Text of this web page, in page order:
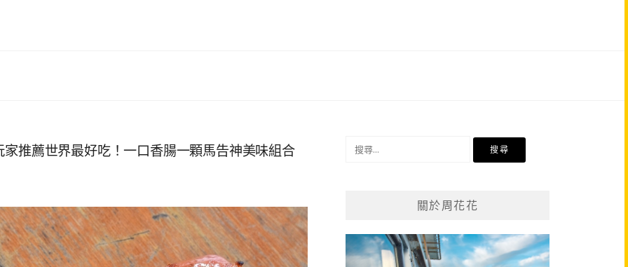
家推薦世界最好吃！一口香腸一顆馬告神美味組合
關於周花花